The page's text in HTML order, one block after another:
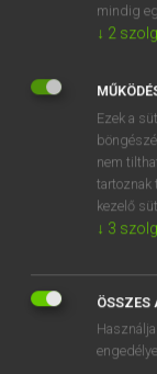
EURÓPAI
Kapcsolódó
fertőző
fertőző
fertőzött baromfi
mindig
↓ 2
Ezek a
nem
tartoznak
kezelő
↓ 3
ÖSSZES